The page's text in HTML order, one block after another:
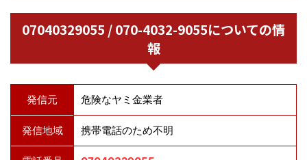
07040329055 / 070-4032-9055についての情
報
発信元 危険なヤミ金業者
発信地域 携帯電話のため不明